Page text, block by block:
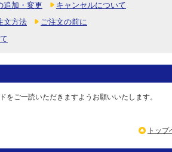
追加・変更
キャンセルについて
文方法
ご注文の前に
をご一読いただきますようお願いいたします。
トップ